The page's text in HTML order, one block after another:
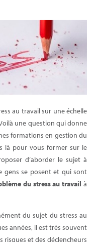
au travail sur une échelle
une question qui donne
formations en gestion du
là pour vous former sur le
d’aborder le sujet à
gens se posent et qui sont
du stress au travail à
du sujet du stress au
années, il est très souvent
risques et des déclencheurs